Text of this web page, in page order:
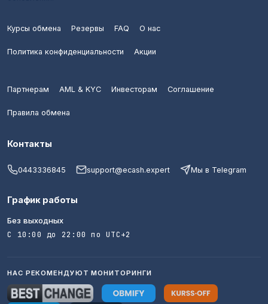
Курсы обмена Резервы FAQ О нас
Политика конфиденциальности Акции
Партнерам AML & KYC Инвесторам Соглашение
Правила обмена
Контакты
0443336845 support@ecash.expert Мы в Telegram
График работы
Без выходных
С 10:00 до 22:00 по UTC+2
НАС РЕКОМЕНДУЮТ МОНИТОРИНГИ